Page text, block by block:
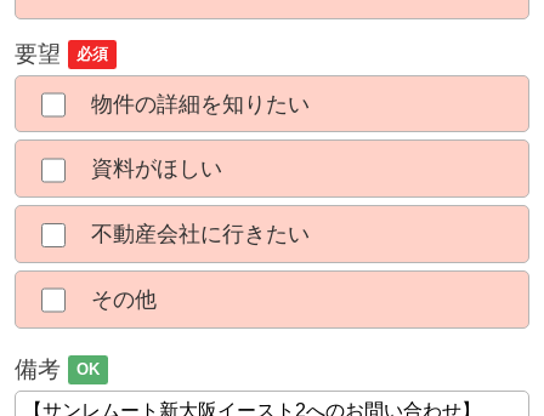
要望 必須
物件の詳細を知りたい
資料がほしい
不動産会社に行きたい
その他
備考 OK